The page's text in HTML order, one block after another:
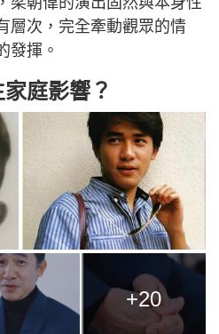
層次，完全牽動觀眾的情
發揮。
庭影響？
+20